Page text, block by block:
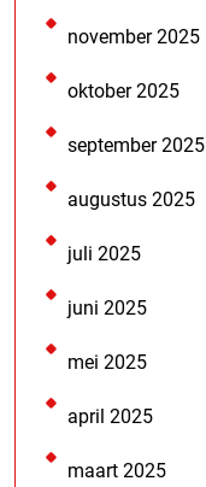
november 2025
oktober 2025
september 2025
augustus 2025
juli 2025
juni 2025
mei 2025
april 2025
maart 2025